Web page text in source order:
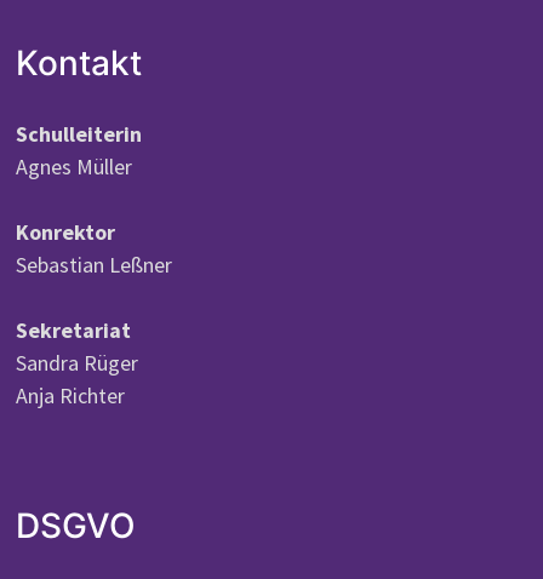
Kontakt
Schulleiterin
Agnes Müller
Konrektor
Sebastian Leßner
Sekretariat
Sandra Rüger
Anja Richter
DSGVO